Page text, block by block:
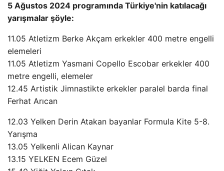
5 Ağustos 2024 programında Türkiye'nin katılacağı
yarışmalar şöyle:
11.05 Atletizm Berke Akçam erkekler 400 metre engelli
elemeleri
11.05 Atletizm Yasmani Copello Escobar erkekler 400
metre engelli, elemeler
12.45 Artistik Jimnastikte erkekler paralel barda final
Ferhat Arıcan
12.03 Yelken Derin Atakan bayanlar Formula Kite 5-8.
Yarışma
13.05 Yelkenli Alican Kaynar
13.15 YELKEN Ecem Güzel